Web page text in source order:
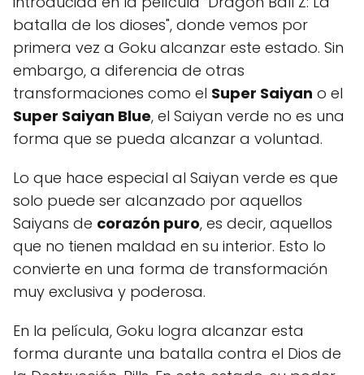
batalla de los dioses", donde vemos por
primera vez a Goku alcanzar este estado. Sin
embargo, a diferencia de otras
transformaciones como el Super Saiyan o el
Super Saiyan Blue, el Saiyan verde no es una
forma que se pueda alcanzar a voluntad.
Lo que hace especial al Saiyan verde es que
solo puede ser alcanzado por aquellos
Saiyans de corazón puro, es decir, aquellos
que no tienen maldad en su interior. Esto lo
convierte en una forma de transformación
muy exclusiva y poderosa.
En la película, Goku logra alcanzar esta
forma durante una batalla contra el Dios de